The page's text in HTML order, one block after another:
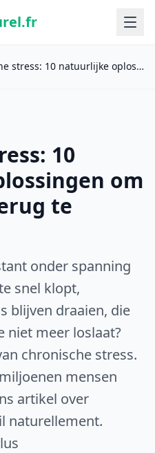
Chronische stress: 10 natuurlijke oplossingen om je sereniteit terug te vinden
10
om
te
onder spanning
snel klopt,
blijven draaien, die
niet meer loslaat?
chronische stress.
mensen
artikel over
naturellement.